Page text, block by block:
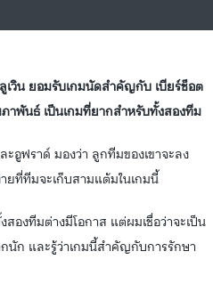
เวิน ยอมรับเกมนัดสำคัญกับ เบียร์ช็อต
าพันธ์ เป็นเกมที่ยากสำหรับทั้งสองทีม
อูฟราด์ มองว่า ลูกทีมของเขาจะลง
ยที่ทีมจะเก็บสามแต้มในเกมนี้
องทีมต่างมีโอกาส แต่ผมเชื่อว่าจะเป็น
กนัก และรู้ว่าเกมนี้สำคัญกับการรักษา